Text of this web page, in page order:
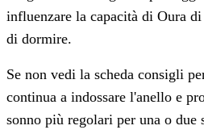
influenzare la capacità di Oura
di dormire.
Se non vedi la scheda consigli
continua a indossare l'anello e
sonno più regolari per una o due